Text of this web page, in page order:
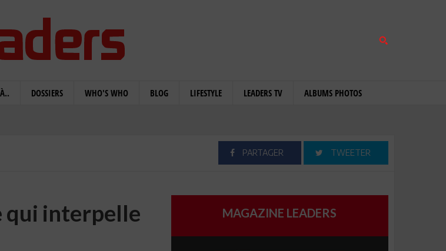
DOSSIERS WHO'S WHO BLOG LIFESTYLE LEADERS TV ALBUMS PHOTOS
PARTAGER TWEETER
qui interpelle
MAGAZINE LEADERS